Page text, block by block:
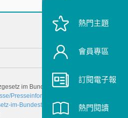
im Bundestag,
Presseinformation/Neu
im-Bundestag.html
熱門主題
會員專區
訂閱電子報
熱門閱讀